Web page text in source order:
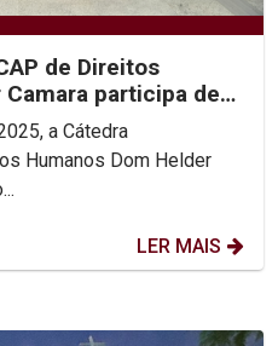
de Direitos
participa de
a Cátedra
Humanos Dom Helder
LER MAIS